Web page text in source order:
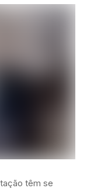
têm se